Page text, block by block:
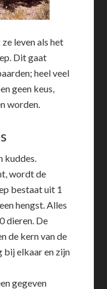
leven als het
Dit gaat
heel veel
geen keus,
worden.
kuddes.
wordt de
bestaat uit 1
hengst. Alles
dieren. De
de kern van de
bij elkaar en zijn
gegeven